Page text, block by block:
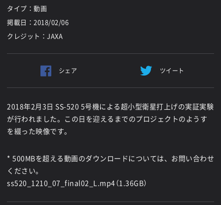
タイプ：動画
掲載日： 2018/02/06
クレジット：JAXA
シェア ツイート
2018年2月3日 SS-520 5号機による超小型衛星打上げの実証実験
が行われました。この日を迎えるまでのプロジェクトのようす
を綴った映像です。
* 500MBを超える動画のダウンロードについては、お問い合わせ
ください。
ss520_1210_07_final02_L.mp4（1.36GB）